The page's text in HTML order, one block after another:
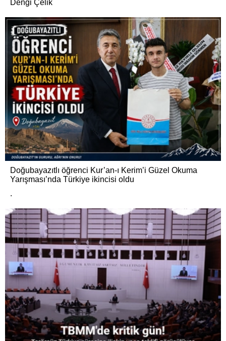
Dengi Çelik
Doğubayazıtlı öğrenci Kur’an-ı Kerim’i Güzel Okuma
Yarışması’nda Türkiye ikincisi oldu
.